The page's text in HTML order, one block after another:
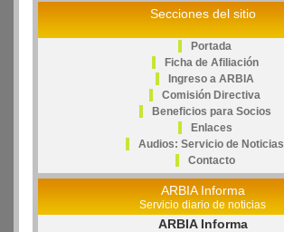
Secciones del sitio
Portada
Ficha de Afiliación
Ingreso a ARBIA
Comisión Directiva
Beneficios para Socios
Enlaces
Audios: Servicio de Noticias
Contacto
ARBIA Informa
Servicio diario de noticias
ARBIA Informa